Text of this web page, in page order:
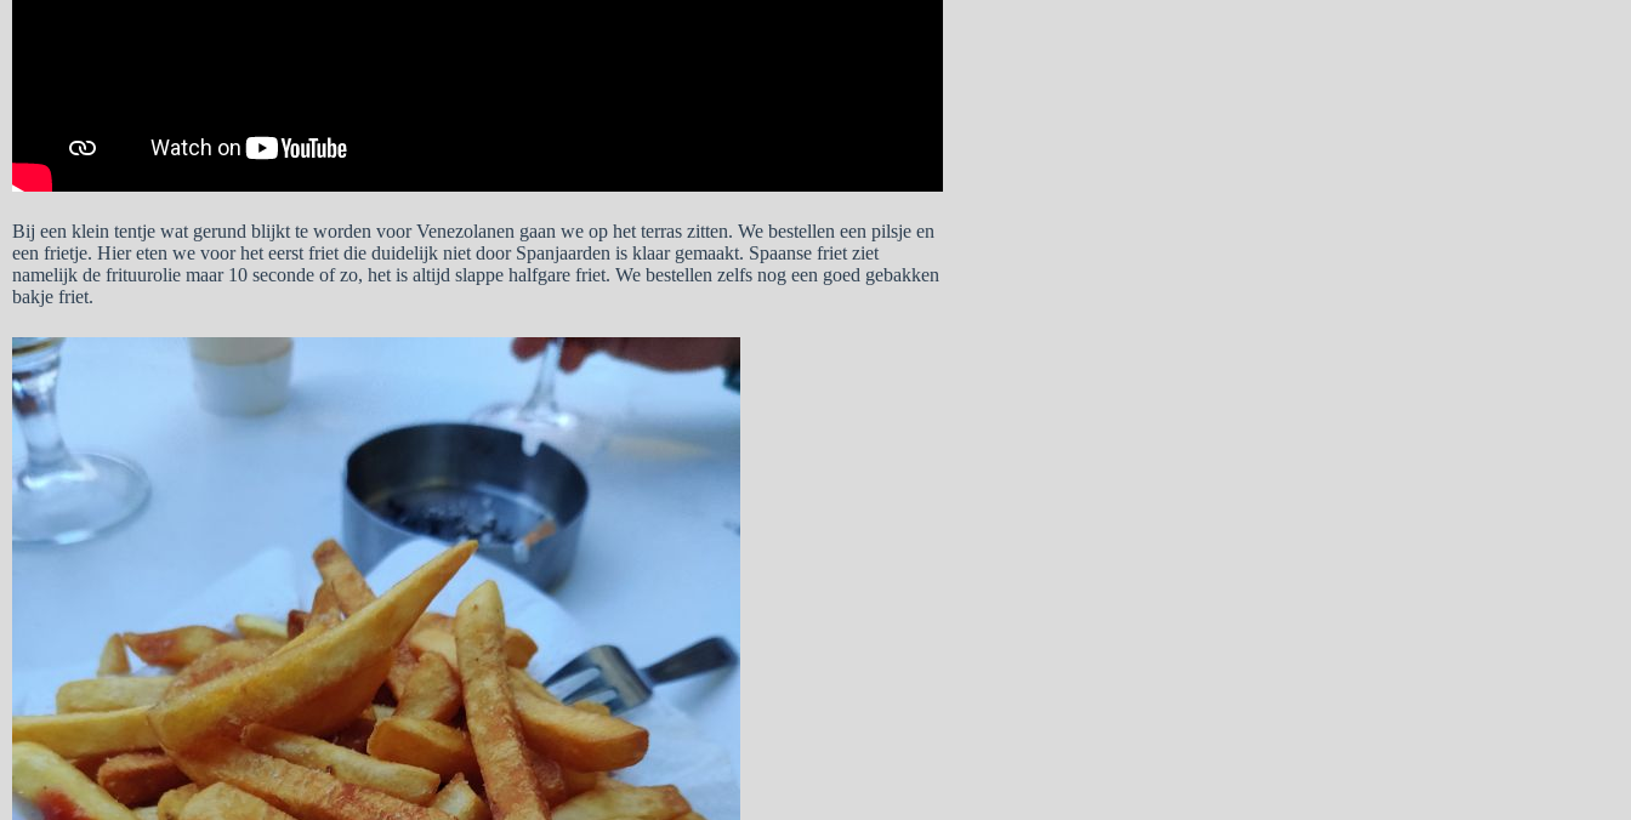
Bij een klein tentje wat gerund blijkt te worden voor Venezolanen gaan we op het terras zitten. We bestellen een pilsje en
een frietje. Hier eten we voor het eerst friet die duidelijk niet door Spanjaarden is klaar gemaakt. Spaanse friet ziet
namelijk de frituurolie maar 10 seconde of zo, het is altijd slappe halfgare friet. We bestellen zelfs nog een goed gebakken
bakje friet.